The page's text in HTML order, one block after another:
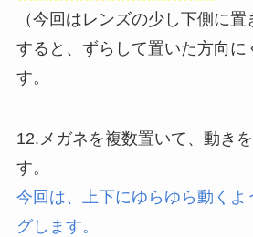
（今回はレンズの少し下側に置
すると、ずらして置いた方向に
す。
12.メガネを複数置いて、動き
す。
今回は、上下にゆらゆら動くよ
グします。